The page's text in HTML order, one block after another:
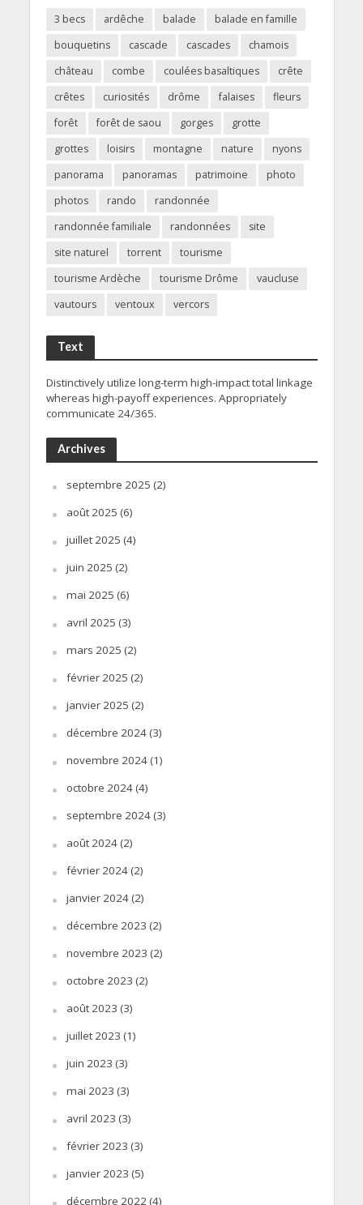
3 becs ardêche balade
balade en famille
bouquetins
cascade cascades
chamois
château
combe coulées basaltiques
crête
crêtes
curiosités drôme falaises
fleurs
forêt
forêt de saou gorges
grotte
grottes
loisirs montagne nature
nyons
panorama
panoramas patrimoine
photo
photos
rando
randonnée
randonnée familiale
randonnées
site
site naturel
torrent
tourisme
tourisme Ardèche
tourisme Drôme
vaucluse
vautours
ventoux vercors
Text
Distinctively utilize long-term high-impact total linkage
whereas high-payoff experiences. Appropriately
communicate 24/365.
Archives
septembre 2025 (2)
août 2025 (6)
juillet 2025 (4)
juin 2025 (2)
mai 2025 (6)
avril 2025 (3)
mars 2025 (2)
février 2025 (2)
janvier 2025 (2)
décembre 2024(3)
novembre 2024(1)
octobre 2024(4)
septembre 2024(3)
août 2024(2)
février 2024(2)
janvier 2024(2)
décembre 2023 (2)
novembre 2023 (2)
octobre 2023 (2)
août 2023 (3)
juillet 2023 (1)
juin 2023 (3)
mai 2023 (3)
avril 2023 (3)
février 2023 (3)
janvier 2023 (5)
décembre 2022(4)